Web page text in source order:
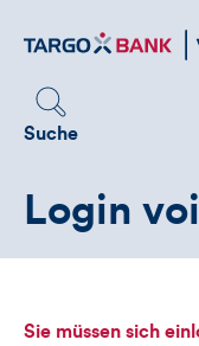
zum
Suche
Login
Sie müssen sich